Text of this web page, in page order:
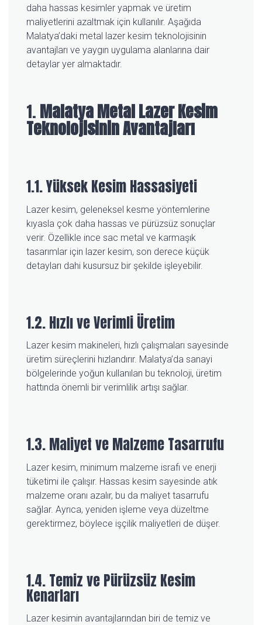
daha hassas kesimler yapmak ve üretim
maliyetlerini azaltmak için kullanılır. Aşağıda
Malatya’daki metal lazer kesim teknolojisinin
avantajları ve yaygın uygulama alanlarına dair
detaylar yer almaktadır.
1.Malatya Metal Lazer Kesim
Teknolojisinin Avantajları
1.1. Yüksek Kesim Hassasiyeti
Lazer kesim, geleneksel kesme yöntemlerine
kıyasla çok daha hassas ve pürüzsüz sonuçlar
verir. Özellikle ince sac metal ve karmaşık
tasarımlar için lazer kesim, son derece küçük
detayları dahi kusursuz bir şekilde işleyebilir.
1.2. Hızlı ve Verimli Üretim
Lazer kesim makineleri, hızlı çalışmaları sayesinde
üretim süreçlerini hızlandırır. Malatya’da sanayi
bölgelerinde yoğun kullanılan bu teknoloji, üretim
hattında önemli bir verimlilik artışı sağlar.
1.3. Maliyet ve Malzeme Tasarrufu
Lazer kesim, minimum malzeme israfı ve enerji
tüketimi ile çalışır. Hassas kesim sayesinde atık
malzeme oranı azalır, bu da maliyet tasarrufu
sağlar. Ayrıca, yeniden işleme veya düzeltme
gerektirmez, böylece işçilik maliyetleri de düşer.
1.4. Temiz ve Pürüzsüz Kesim
Kenarları
Lazer kesimin avantajlarından biri de temiz ve